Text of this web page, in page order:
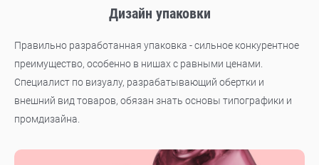
Дизайн упаковки
Правильно разработанная упаковка - сильное конкурентное
преимущество, особенно в нишах с равными ценами.
Специалист по визуалу, разрабатывающий обертки и
внешний вид товаров, обязан знать основы типографики и
промдизайна.